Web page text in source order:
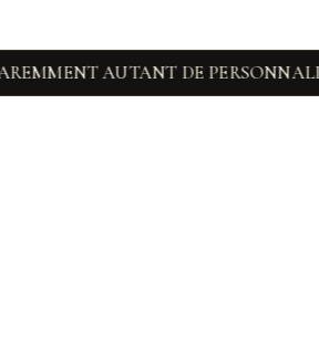
AUTANT DE PERSONNALITÉS ◆